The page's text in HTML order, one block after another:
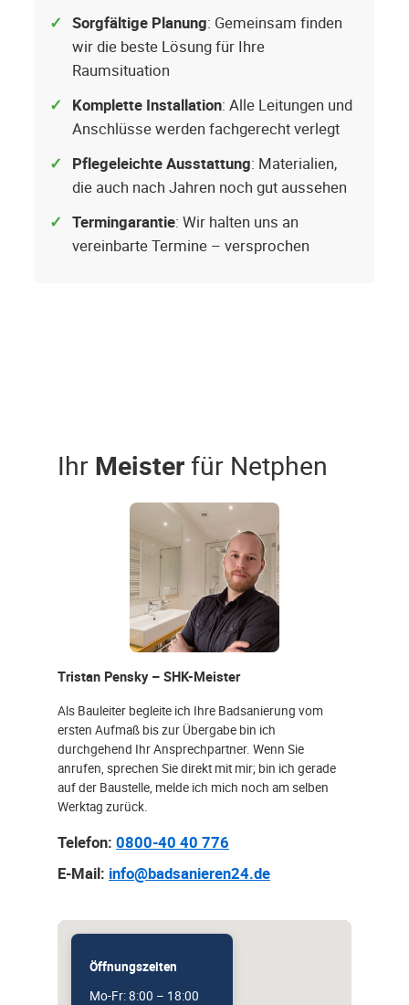
Sorgfältige Planung: Gemeinsam finden
wir die beste Lösung für Ihre
Raumsituation
Komplette Installation: Alle Leitungen und
Anschlüsse werden fachgerecht verlegt
Pflegeleichte Ausstattung: Materialien,
die auch nach Jahren noch gut aussehen
Termingarantie: Wir halten uns an
vereinbarte Termine – versprochen
Ihr Meisterfür Netphen
Tristan Pensky – SHK-Meister
Als Bauleiter begleite ich Ihre Badsanierung vom
ersten Aufmaß bis zur Übergabe bin ich
durchgehend Ihr Ansprechpartner. Wenn Sie
anrufen, sprechen Sie direkt mit mir; bin ich gerade
auf der Baustelle, melde ich mich noch am selben
Werktag zurück.
Telefon: 0800-40 40 776
E-Mail: info@badsanieren24.de
Öffnungszeiten
Mo-Fr: 8:00 – 18:00